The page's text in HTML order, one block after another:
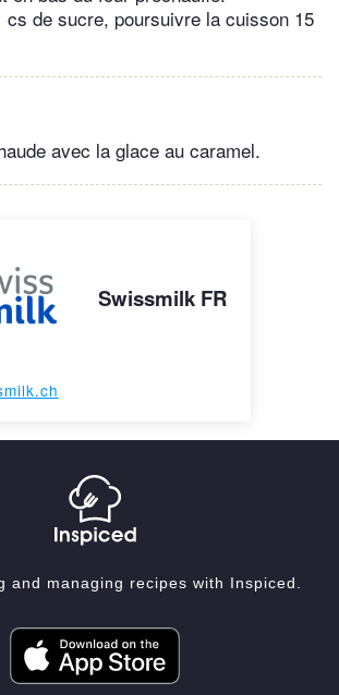
cs de sucre, poursuivre la cuisson 15
avec la glace au caramel.
Swissmilk FR
and managing recipes with Inspiced.